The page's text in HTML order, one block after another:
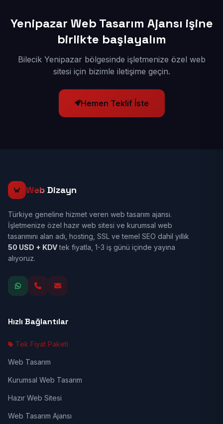
Yenipazar Web Tasarım Ajansı işine
birlikte başlayalım
Bilecik Yenipazar bölgesinde işletmenize özel web
sitesi için bizimle iletişime geçin.
Hemen Teklif İste
Web Dizayn
Türkiye geneline hizmet veren web tasarım ajansı.
İşletmenize özel hazır web sitesi ve kurumsal web
tasarımını alan adı, hosting, SSL ve temel SEO dahil yıllık
50 USD + KDVtek fiyatla, 1-3 iş günü içinde yayına
alıyoruz.
Hızlı Bağlantılar
Tek Fiyat Paketi
Web Tasarım
Kurumsal Web Tasarım
Hazır Web Sitesi
Web Tasarım Ajansı